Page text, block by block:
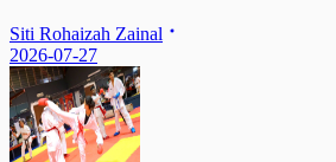
Siti Rohaizah Zainal
2026-07-27